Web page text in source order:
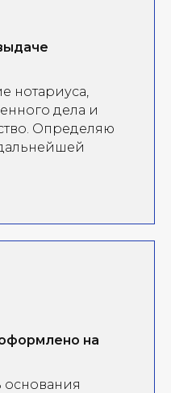
нотариуса,
дела и
Определяю
на